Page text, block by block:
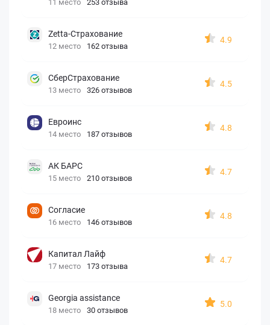
11 место 253 отзыва
Zetta-Страхование
12 место 162 отзыва
4.9
СберСтрахование
13 место 326 отзывов
4.5
Евроинс
14 место 187 отзывов
4.8
АК БАРС
15 место 210 отзывов
4.7
Согласие
16 место 146 отзывов
4.8
Капитал Лайф
17 место 173 отзыва
4.7
Georgia assistance
18 место 30 отзывов
5.0